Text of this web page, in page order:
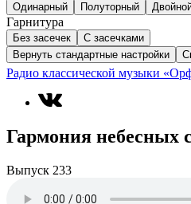
Одинарный Полуторный
Гарнитура
Без засечек
С засечками
Вернуть стандартные настройки
Радио классической музыки
Гармония небесных
Выпуск 233